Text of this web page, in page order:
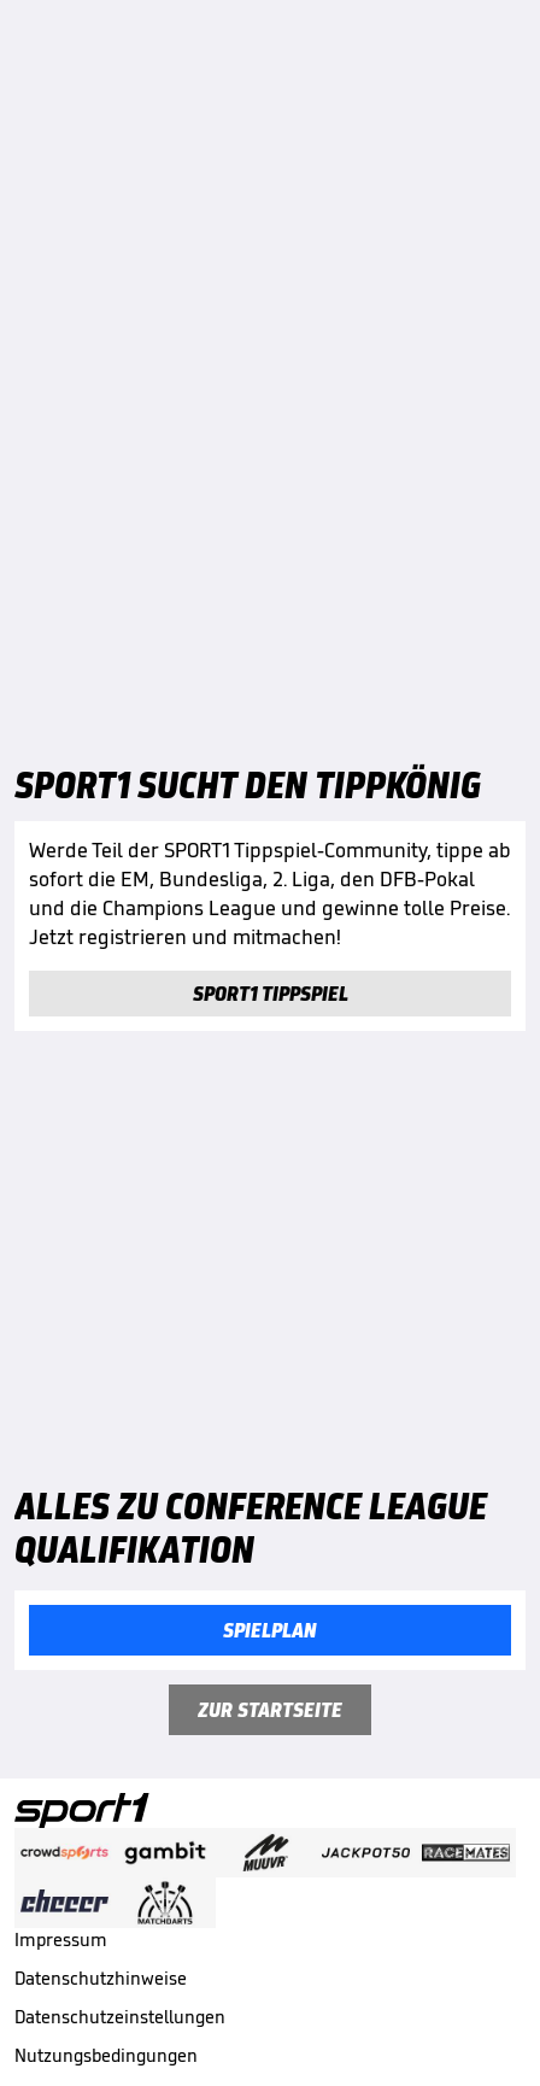
SPORT1 SUCHT DEN TIPPKÖNIG
Werde Teil der SPORT1 Tippspiel-Community, tippe ab
sofort die EM, Bundesliga, 2. Liga, den DFB-Pokal
und die Champions League und gewinne tolle Preise.
Jetzt registrieren und mitmachen!
SPORT1 TIPPSPIEL
ALLES ZU CONFERENCE LEAGUE
QUALIFIKATION
SPIELPLAN
ZUR STARTSEITE
Impressum
Datenschutzhinweise
Datenschutzeinstellungen
Nutzungsbedingungen